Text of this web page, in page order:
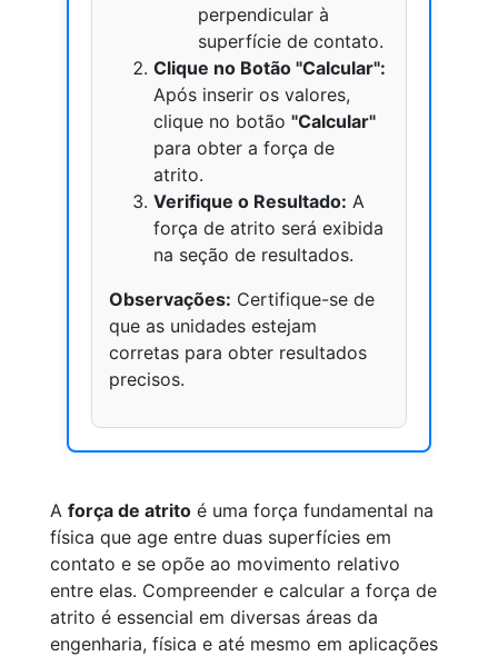
perpendicular à
superfície de contato.
Clique no Botão "Calcular":
Após inserir os valores,
clique no botão "Calcular"
para obter a força de
atrito.
Verifique o Resultado: A
força de atrito será exibida
na seção de resultados.
Observações: Certifique-se de
que as unidades estejam
corretas para obter resultados
precisos.
A força de atrito é uma força fundamental na
física que age entre duas superfícies em
contato e se opõe ao movimento relativo
entre elas. Compreender e calcular a força de
atrito é essencial em diversas áreas da
engenharia, física e até mesmo em aplicações